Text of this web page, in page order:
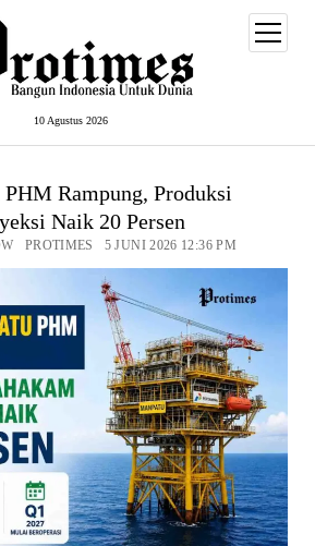
10 Agustus 2026
open
menu
Rampung, Produksi
Naik 20 Persen
PROTIMES 5 JUNI 2026 12:36 PM